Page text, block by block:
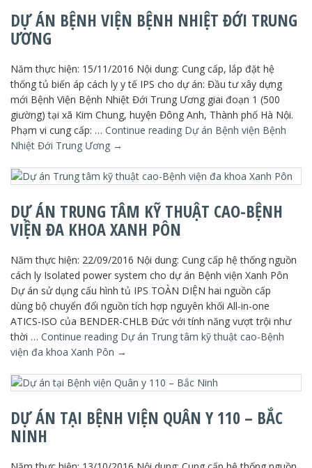
DỰ ÁN BỆNH VIỆN BỆNH NHIỆT ĐỚI TRUNG
ƯƠNG
Năm thực hiện: 15/11/2016 Nội dung: Cung cấp, lắp đặt hệ
thống tủ biến áp cách ly y tế IPS cho dự án: Đầu tư xây dựng
mới Bệnh Viện Bệnh Nhiệt Đới Trung Ương giai đoạn 1 (500
giường) tại xã Kim Chung, huyện Đông Anh, Thành phố Hà Nội.
Phạm vi cung cấp: … Continue reading Dự án Bệnh viện Bệnh
Nhiệt Đới Trung Ương →
DỰ ÁN TRUNG TÂM KỸ THUẬT CAO-BỆNH
VIỆN ĐA KHOA XANH PÔN
Năm thực hiện: 22/09/2016 Nội dung: Cung cấp hệ thống nguồn
cách ly Isolated power system cho dự án Bệnh viện Xanh Pôn
Dự án sử dụng cấu hình tủ IPS TOÀN DIỆN hai nguồn cấp
dùng bộ chuyển đổi nguồn tích hợp nguyên khối All-in-one
ATICS-ISO của BENDER-CHLB Đức với tính năng vượt trội như
thời … Continue reading Dự án Trung tâm kỹ thuật cao-Bệnh
viện đa khoa Xanh Pôn →
DỰ ÁN TẠI BỆNH VIỆN QUÂN Y 110 – BẮC
NINH